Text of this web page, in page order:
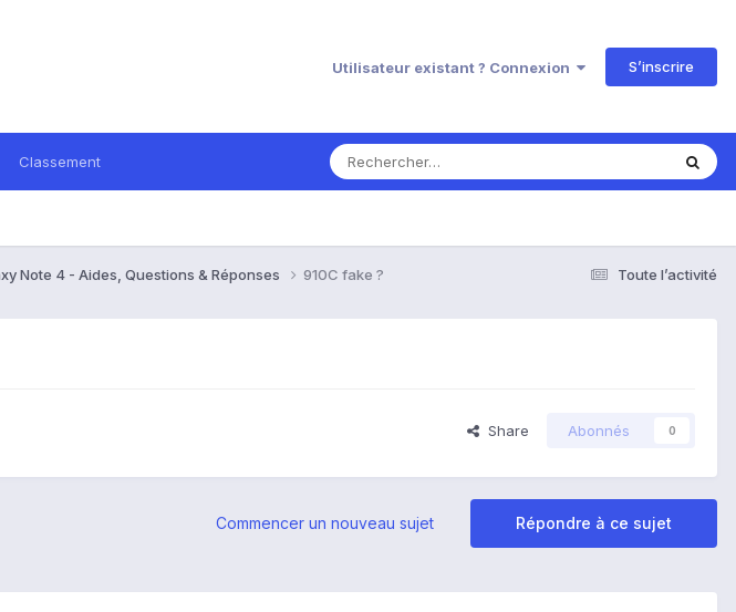
Utilisateur existant ? Connexion S’inscrire
Classement
Toute l’activité
Note 4 - Aides, Questions & Réponses 910C fake ?
Share Abonnés 0
Répondre à ce sujet
Commencer un nouveau sujet